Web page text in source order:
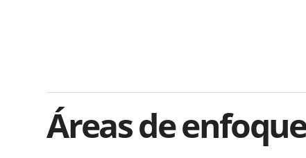
Áreas de